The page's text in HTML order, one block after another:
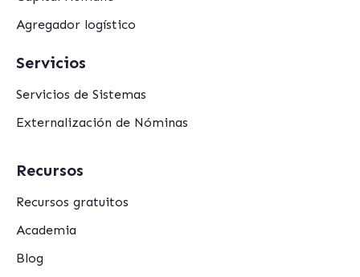
Agregador logístico
Servicios
Servicios de Sistemas
Externalización de Nóminas
Recursos
Recursos gratuitos
Academia
Blog